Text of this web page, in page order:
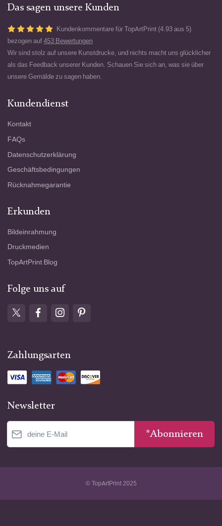
Das sagen unsere Kunden
Kundenkommentare für TopArtPrint (4.93 aus 5)
bezogen auf 453 Bewertungen
Wir sind stolz auf unsere Kunstdrucke, und nichts macht uns glücklicher
als das Feedback unserer Kunden. Schauen Sie sich an, was sie über
unsere Gemälde zu sagen haben.
Kundendienst
Kontakt
FAQs
Datenschutzerklärung
Geschäftsbedingungen
Rücknahmegarantie
Erkunden
Bildeinrahmung
Druckmedien
TopArtPrint Blog
Folge uns auf
Zahlungsarten
Newsletter
*Abonnieren
© TopArtPrint 2025